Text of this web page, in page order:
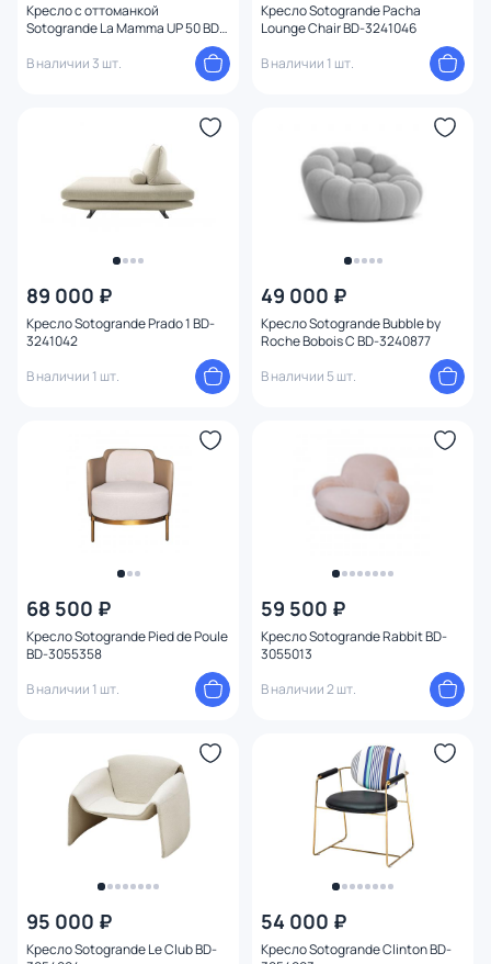
Кресло с оттоманкой
Sotogrande La Mamma UP 50 BD-
В наличии 3 шт.
Кресло Sotogrande Pacha
Lounge Chair BD-3241046
В наличии 1 шт.
89 000 ₽
Кресло Sotogrande Prado 1 BD-
3241042
В наличии 1 шт.
49 000 ₽
Кресло Sotogrande Bubble by
Roche Bobois C BD-3240877
В наличии 5 шт.
68 500 ₽
Кресло Sotogrande Pied de Poule
BD-3055358
В наличии 1 шт.
59 500 ₽
Кресло Sotogrande Rabbit BD-
3055013
В наличии 2 шт.
95 000 ₽
Кресло Sotogrande Le Club BD-
54 000 ₽
Кресло Sotogrande Clinton BD-